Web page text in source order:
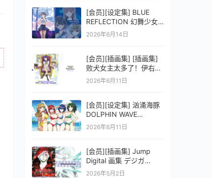
[会员][设定集] BLUE
REFLECTION 幻舞少女
之剑公式ビジュアルコレ
2026年6月14日
[会员][插画集] [插画集]
败犬女主太多了！伊右群
ARTWORKS
2026年6月11日
[会员][设定集] 汹涌海豚
DOLPHIN WAVE
OFFICIAL VISUAL
2026年6月11日
[会员][插画集] Jump
Digital 画集 デジガ
D.Gray-man
2026年5月2日